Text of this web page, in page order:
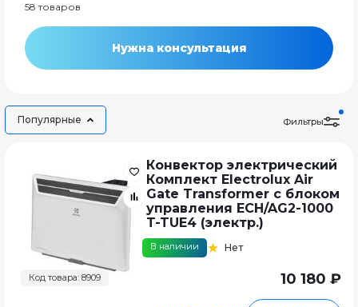
58 товаров
Нужна консультация
Популярные Фильтры
Код товара: 8909
Конвектор электрический
Комплект Electrolux Air
Gate Transformer с блоком
управления ECH/AG2-1000
T-TUE4 (электр.)
В наличии Нет
10 180 ₽